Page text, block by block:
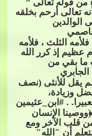
من قوله تعالى ”
تعالى أرحم بخلقه
الوالدين
الثلث ، فلأمه
عظيم إذ كرر الله
ما بقي من
يقل للأنثى (نصف
وزيادة،
.​​ #ابن_عثيمين
اﻹنسان
من قلب اﻵخر ومع
أن "الله"